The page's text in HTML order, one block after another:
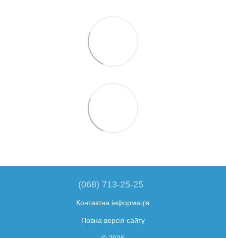
(068) 713-25-25
Контактна інформація
Повна версія сайту